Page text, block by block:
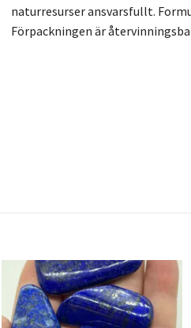
naturresurser ansvarsfullt.
Förpackningen är